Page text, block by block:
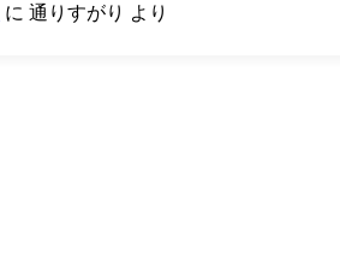
に 通りすがり より